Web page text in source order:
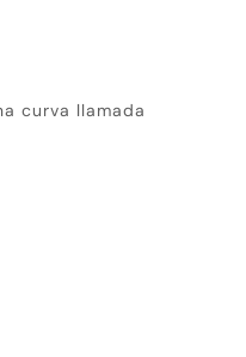
curva llamada